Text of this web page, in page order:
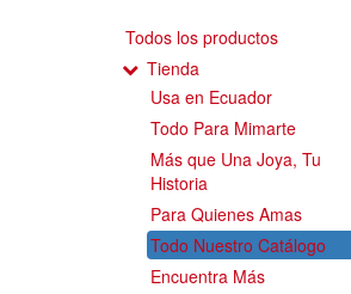
Todos los productos
Tienda
Usa en Ecuador
Todo Para Mimarte
Más que Una Joya, Tu
Historia
Para Quienes Amas
Todo Nuestro Catálogo
Encuentra Más